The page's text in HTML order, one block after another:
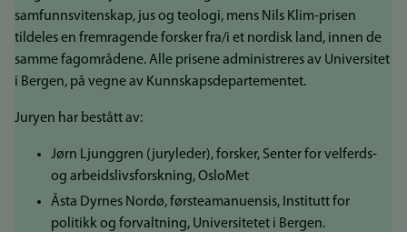
samfunnsvitenskap, jus og teologi, mens Nils Klim-prisen
tildeles en fremragende forsker fra/i et nordisk land, innen de
samme fagområdene. Alle prisene administreres av Universitet
i Bergen, på vegne av Kunnskapsdepartementet.
Juryen har bestått av:
Jørn Ljunggren (juryleder), forsker, Senter for velferds-
og arbeidslivsforskning, OsloMet
Åsta Dyrnes Nordø, førsteamanuensis, Institutt for
politikk og forvaltning, Universitetet i Bergen.